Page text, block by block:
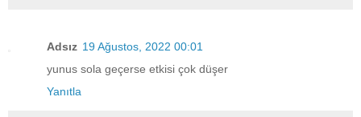
Adsız 19 Ağustos, 2022 00:01
yunus sola geçerse etkisi çok düşer
Yanıtla